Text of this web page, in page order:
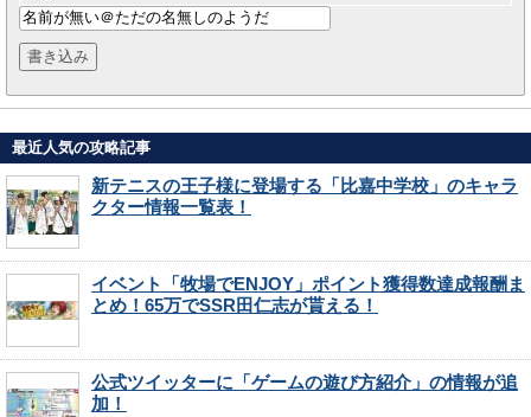
最近人気の攻略記事
新テニスの王子様に登場する「比嘉中学校」のキャラ
クター情報一覧表！
イベント「牧場でENJOY」ポイント獲得数達成報酬ま
とめ！65万でSSR田仁志が貰える！
公式ツイッターに「ゲームの遊び方紹介」の情報が追
加！